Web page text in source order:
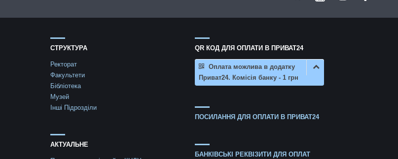
СТРУКТУРА
Ректорат
Факультети
Бібліотека
Музей
Інші Підрозділи
АКТУАЛЬНЕ
QR КОД ДЛЯ ОПЛАТИ В ПРИВАТ24
Оплата можлива в додатку
Приват24. Комісія банку - 1 грн
ПОСИЛАННЯ ДЛЯ ОПЛАТИ В ПРИВАТ24
БАНКІВСЬКІ РЕКВІЗИТИ ДЛЯ ОПЛАТ